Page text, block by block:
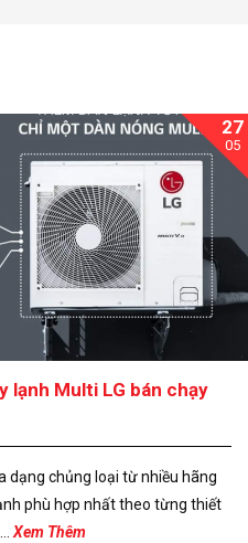
27
05
lạnh Multi LG bán chạy
dạng chủng loại từ nhiều hãng
phù hợp nhất theo từng thiết
Xem Thêm